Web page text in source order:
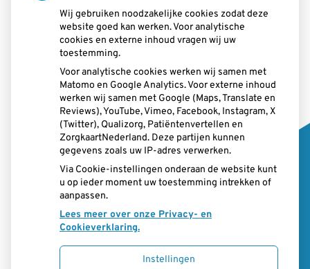
Openingstijden
Maandag:
08:00 - 17:00
08:00 - 17:30
Woensdag:
08:00 - 17:30
Donderdag:
08:00 - 17:00
Wij gebruiken noodzakelijke cookies zodat deze
website goed kan werken. Voor analytische
cookies en externe inhoud vragen wij uw
toestemming.
Voor analytische cookies werken wij samen met
Matomo en Google Analytics. Voor externe inhoud
werken wij samen met Google (Maps, Translate en
Reviews), YouTube, Vimeo, Facebook, Instagram, X
(Twitter), Qualizorg, Patiëntenvertellen en
ZorgkaartNederland. Deze partijen kunnen
gegevens zoals uw IP-adres verwerken.
Via Cookie-instellingen onderaan de website kunt
u op ieder moment uw toestemming intrekken of
aanpassen.
Lees meer over onze Privacy- en
Cookieverklaring.
Instellingen